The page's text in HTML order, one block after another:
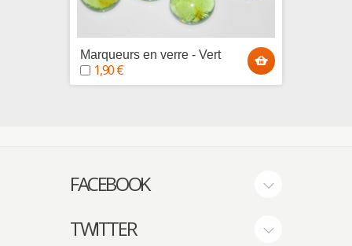
Marqueurs en verre - Vert
1,90 €
FACEBOOK
TWITTER